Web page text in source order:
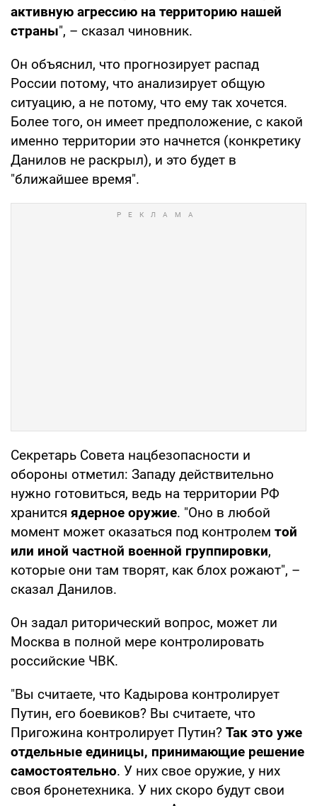
активную агрессию на территорию нашей
страны", – сказал чиновник.
Он объяснил, что прогнозирует распад
России потому, что анализирует общую
ситуацию, а не потому, что ему так хочется.
Более того, он имеет предположение, с какой
именно территории это начнется (конкретику
Данилов не раскрыл), и это будет в
"ближайшее время".
Секретарь Совета нацбезопасности и
обороны отметил: Западу действительно
нужно готовиться, ведь на территории РФ
хранится ядерное оружие. "Оно в любой
момент может оказаться под контролем той
или иной частной военной группировки,
которые они там творят, как блох рожают", –
сказал Данилов.
Он задал риторический вопрос, может ли
Москва в полной мере контролировать
российские ЧВК.
"Вы считаете, что Кадырова контролирует
Путин, его боевиков? Вы считаете, что
Пригожина контролирует Путин? Так это уже
отдельные единицы, принимающие решение
самостоятельно. У них свое оружие, у них
своя бронетехника. У них скоро будут свои